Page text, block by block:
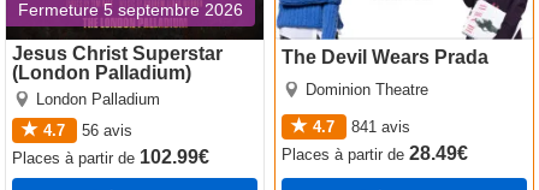
Fermeture 5 septembre 2026
Jesus Christ Superstar
(London Palladium)
London Palladium
4.7
56 avis
Placesà partir de 102.99€
The Devil Wears Prada
Dominion Theatre
4.7 841 avis
Placesà partir de28.49€